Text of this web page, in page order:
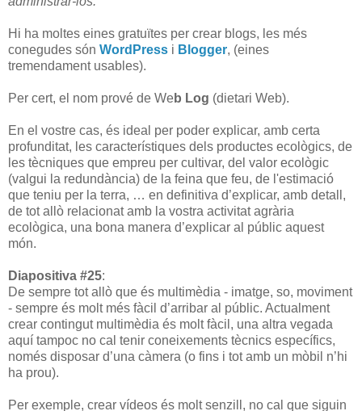
Hi ha moltes eines gratuïtes per crear blogs, les més
conegudes són WordPress i Blogger, (eines
tremendament usables).
Per cert, el nom prové de Web Log (dietari Web).
En el vostre cas, és ideal per poder explicar, amb certa
profunditat, les característiques dels productes ecològics, de
les tècniques que empreu per cultivar, del valor ecològic
(valgui la redundància) de la feina que feu, de l'estimació
que teniu per la terra, … en definitiva d’explicar, amb detall,
de tot allò relacionat amb la vostra activitat agrària
ecològica, una bona manera d’explicar al públic aquest
món.
Diapositiva #25:
De sempre tot allò que és multimèdia - imatge, so, moviment
- sempre és molt més fàcil d’arribar al públic. Actualment
crear contingut multimèdia és molt fàcil, una altra vegada
aquí tampoc no cal tenir coneixements tècnics específics,
només disposar d’una càmera (o fins i tot amb un mòbil n’hi
ha prou).
Per exemple, crear vídeos és molt senzill, no cal que siguin